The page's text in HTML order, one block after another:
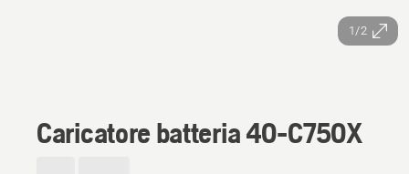
1/2
Caricatore batteria 40-C750X